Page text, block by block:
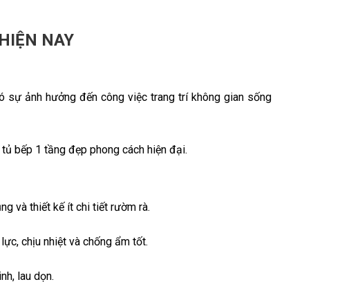
NAY
sự ảnh hưởng đến công việc trang trí không gian sống
bếp 1 tầng đẹp phong cách hiện đại.
và thiết kế ít chi tiết rườm rà.
chịu nhiệt và chống ẩm tốt.
lau dọn.